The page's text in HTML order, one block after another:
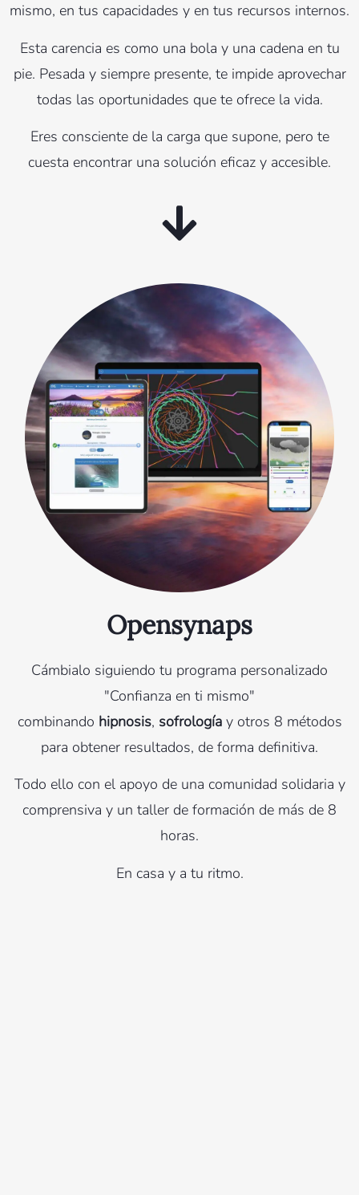
mismo, en tus capacidades y en tus recursos internos.
Esta carencia es como una bola y una cadena en tu
pie. Pesada y siempre presente, te impide aprovechar
todas las oportunidades que te ofrece la vida.
Eres consciente de la carga que supone, pero te
cuesta encontrar una solución eficaz y accesible.
Opensynaps
Cámbialo siguiendo tu programa personalizado
"Confianza en ti mismo"
combinando hipnosis, sofrologíay otros 8 métodos
para obtener resultados, de forma definitiva.
Todo ello con el apoyo de una comunidad solidaria y
comprensiva y un taller de formación de más de 8
horas.
En casa y a tu ritmo.